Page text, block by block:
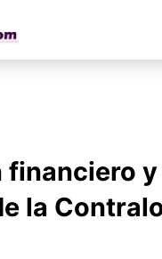
financiero y
la